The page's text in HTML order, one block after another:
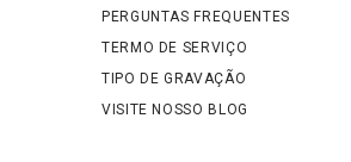
PERGUNTAS FREQUENTES
TERMO DE SERVIÇO
TIPO DE GRAVAÇÃO
VISITE NOSSO BLOG